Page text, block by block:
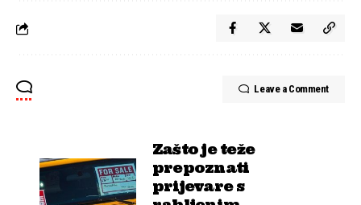
Leave a Comment
Zašto je teže
prepoznati
prijevare s